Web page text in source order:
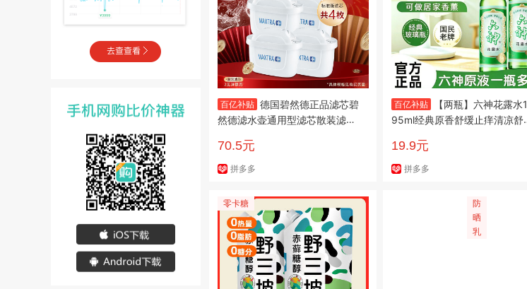
百亿补贴 德国碧然德正品滤芯碧
然德滤水壶通用型滤芯散装滤芯
70.5元
拼多多
百亿补贴
【两瓶】六神花露水1
95ml经典原香舒缓止痒清凉舒
19.9元
拼多多
零卡糖
防
晒
乳